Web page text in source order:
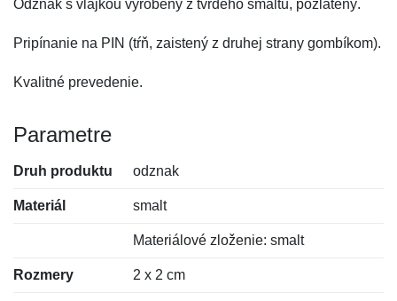
Odznak s vlajkou vyrobený z tvrdého smaltu, pozlátený.
Pripínanie na PIN (tŕň, zaistený z druhej strany gombíkom).
Kvalitné prevedenie.
Parametre
Druh produktu odznak
Materiál smalt
Materiálové zloženie: smalt
Rozmery 2 x 2 cm